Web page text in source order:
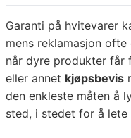
Garanti på hvitevarer
mens reklamasjon
når dyre produkter får
eller annet kjøpsbevis
den enkleste måten å
sted, i stedet for å